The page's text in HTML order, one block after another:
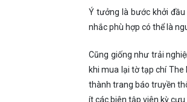
Ý tưởng là bước khởi
nhắc phù hợp có thể là
Cũng giống như trải
khi mua lại tờ tạp chí
thành trang báo truyền
ít các biên tập viên kỳ